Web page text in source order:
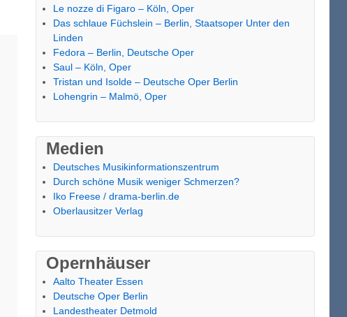
Le nozze di Figaro – Köln, Oper
Das schlaue Füchslein – Berlin, Staatsoper Unter den
Linden
Fedora – Berlin, Deutsche Oper
Saul – Köln, Oper
Tristan und Isolde – Deutsche Oper Berlin
Lohengrin – Malmö, Oper
Medien
Deutsches Musikinformationszentrum
Durch schöne Musik weniger Schmerzen?
Iko Freese / drama-berlin.de
Oberlausitzer Verlag
Opernhäuser
Aalto Theater Essen
Deutsche Oper Berlin
Landestheater Detmold